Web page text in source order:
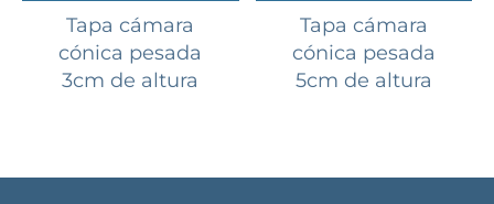
Tapa cámara
cónica pesada
3cm de altura
Tapa cámara
cónica pesada
5cm de altura